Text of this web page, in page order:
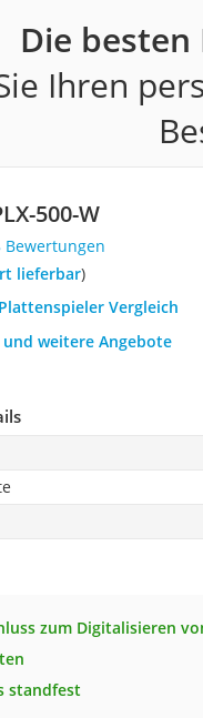
Die besten
Ihren
500-W
Bewertungen
lieferbar)
Vergleich
weitere Angebote
zum Digitalisieren
standfest